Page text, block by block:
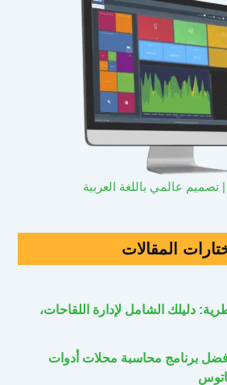
عالمي باللغة العربية
المقالات
دليلك الشامل لإدارة اللقاحات،
برنامج محاسبة محلات أدوات